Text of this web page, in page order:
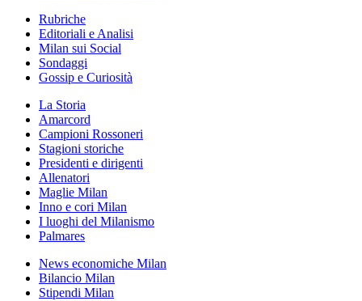
Rubriche
Editoriali e Analisi
Milan sui Social
Sondaggi
Gossip e Curiosità
La Storia
Amarcord
Campioni Rossoneri
Stagioni storiche
Presidenti e dirigenti
Allenatori
Maglie Milan
Inno e cori Milan
I luoghi del Milanismo
Palmares
News economiche Milan
Bilancio Milan
Stipendi Milan